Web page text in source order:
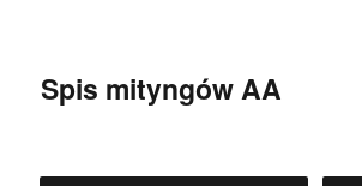
Spis mityngów AA